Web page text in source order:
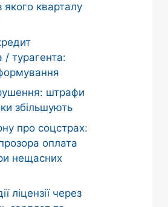
якого кварталу
/ турагента:
штрафи
збільшують
про соцстрах:
оплата
нещасних
ліцензії через